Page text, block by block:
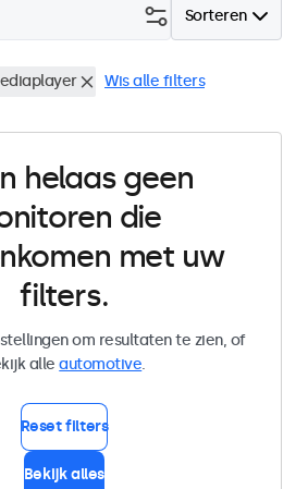
Sorteren
Wis alle filters
helaas geen
die
met uw
filters.
om resultaten te zien, of
alleautomotive.
Reset filters
Bekijk alles